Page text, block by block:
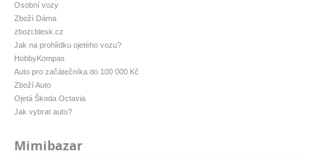
Osobní vozy
Zboží Dáma
zbozi.blesk.cz
Jak na prohlídku ojetého vozu?
HobbyKompas
Auto pro začátečníka do 100 000 Kč
Zboží Auto
Ojetá Škoda Octavia
Jak vybrat auto?
Mimibazar